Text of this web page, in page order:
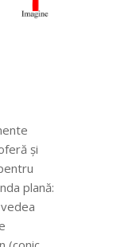
și
plană: